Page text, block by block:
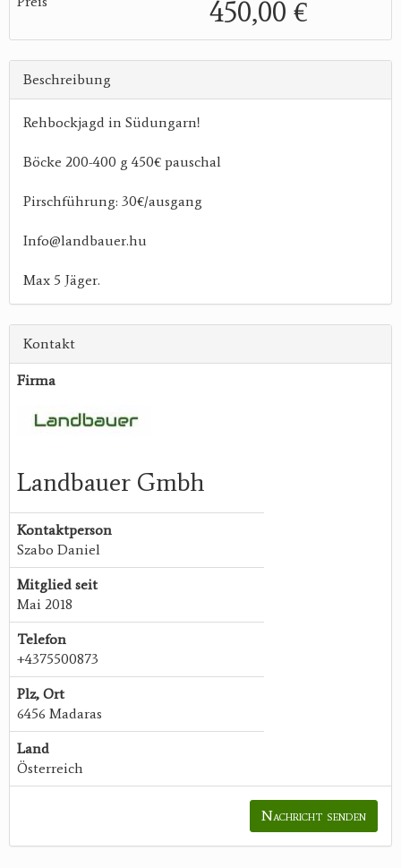
450,00 €
Beschreibung
Rehbockjagd in Südungarn!
Böcke 200-400 g 450€ pauschal
Pirschführung: 30€/ausgang
Info@landbauer.hu
Max 5 Jäger.
Kontakt
Firma
Landbauer Gmbh
Kontaktperson
Szabo Daniel
Mitglied seit
Mai 2018
Telefon
+4375500873
Plz, Ort
6456 Madaras
Land
Österreich
Nachricht senden